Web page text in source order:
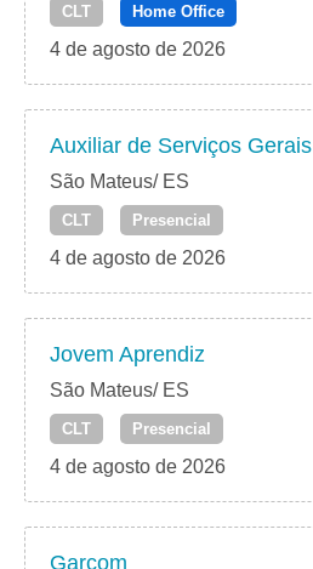
CLT Home Office
4 de agosto de 2026
Auxiliar de Serviços Gerais
São Mateus/ ES
CLT Presencial
4 de agosto de 2026
Jovem Aprendiz
São Mateus/ ES
CLT Presencial
4 de agosto de 2026
Garçom